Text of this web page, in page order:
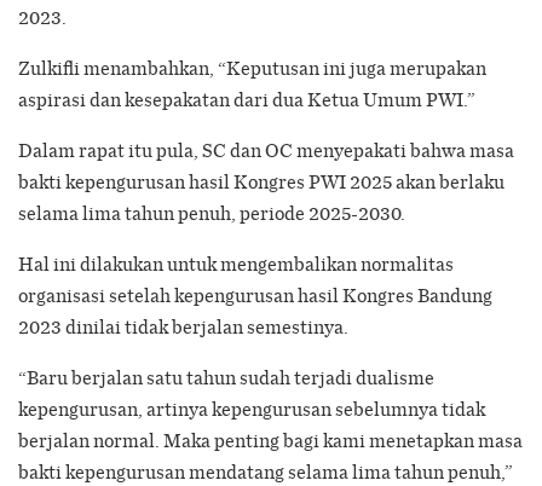
2023.
Zulkifli menambahkan, “Keputusan ini juga merupakan
aspirasi dan kesepakatan dari dua Ketua Umum PWI.”
Dalam rapat itu pula, SC dan OC menyepakati bahwa masa
bakti kepengurusan hasil Kongres PWI 2025 akan berlaku
selama lima tahun penuh, periode 2025-2030.
Hal ini dilakukan untuk mengembalikan normalitas
organisasi setelah kepengurusan hasil Kongres Bandung
2023 dinilai tidak berjalan semestinya.
“Baru berjalan satu tahun sudah terjadi dualisme
kepengurusan, artinya kepengurusan sebelumnya tidak
berjalan normal. Maka penting bagi kami menetapkan masa
bakti kepengurusan mendatang selama lima tahun penuh,”